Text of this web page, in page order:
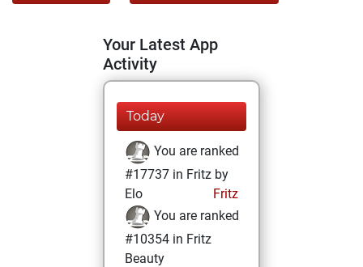
Your Latest App
Activity
Today
You are ranked
#17737 in Fritz by
Elo
Fritz
You are ranked
#10354 in Fritz
Beauty